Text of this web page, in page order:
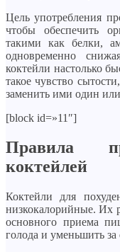
Цель употребления
чтобы обеспечить
такими как белки,
одновременно
коктейли настолько
такое чувство
заменить ими один
[block id=»11″]
Правила
коктейлей
Коктейли для
низкокалорийные. Их
основного приема
голода и уменьшить